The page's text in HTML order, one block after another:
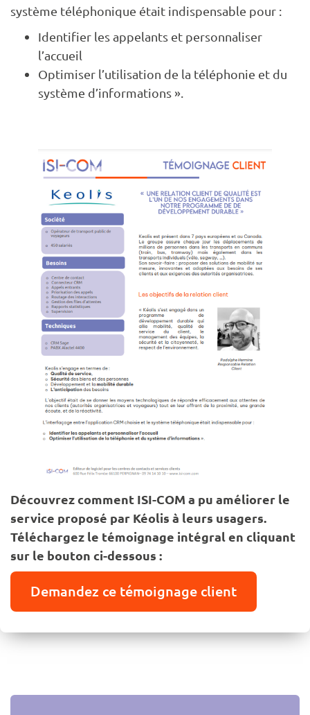
système téléphonique était indispensable pour :
Identifier les appelants et personnaliser
l’accueil
Optimiser l’utilisation de la téléphonie et du
système d’informations ».
Découvrez comment ISI-COM a pu améliorer le
service proposé par Kéolis à leurs usagers.
Téléchargez le témoignage intégral en cliquant
sur le bouton ci-dessous :
Demandez ce témoignage client